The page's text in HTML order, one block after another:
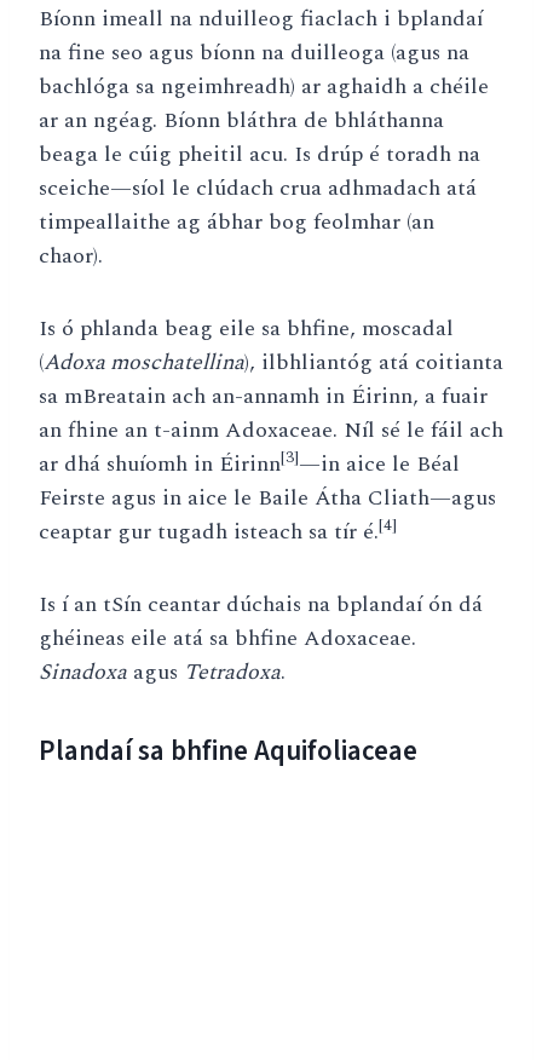
Bíonn imeall na nduilleog fiaclach i bplandaí
na fine seo agus bíonn na duilleoga (agus na
bachlóga sa ngeimhreadh) ar aghaidh a chéile
ar an ngéag. Bíonn bláthra de bhláthanna
beaga le cúig pheitil acu. Is drúp é toradh na
sceiche—síol le clúdach crua adhmadach atá
timpeallaithe ag ábhar bog feolmhar (an
chaor).
Is ó phlanda beag eile sa bhfine, moscadal
(Adoxa moschatellina), ilbhliantóg atá coitianta
sa mBreatain ach an-annamh in Éirinn, a fuair
an fhine an t-ainm Adoxaceae. Níl sé le fáil ach
ar dhá shuíomh in Éirinn[3]—in aice le Béal
Feirste agus in aice le Baile Átha Cliath—agus
ceaptar gur tugadh isteach sa tír é.[4]
Is í an tSín ceantar dúchais na bplandaí ón dá
ghéineas eile atá sa bhfine Adoxaceae.
Sinadoxa agus Tetradoxa.
Plandaí sa bhfine Aquifoliaceae